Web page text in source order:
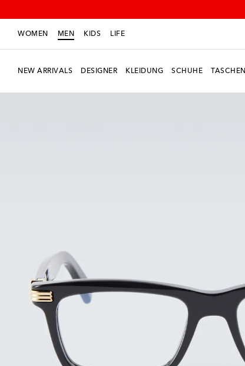
WOMEN MEN KIDS LIFE
NEW ARRIVALS DESIGNER KLEIDUNG SCHUHE TASCHEN